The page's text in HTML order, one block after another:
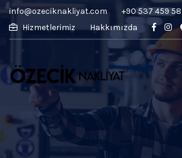
info@ozeciknakliyat.com
+90 537 459
Hizmetlerimiz
Hakkımızda